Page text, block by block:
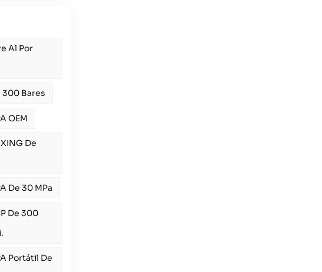
Al Por
Bares
OEM
De
De 30 MPa
De 300
Portátil De